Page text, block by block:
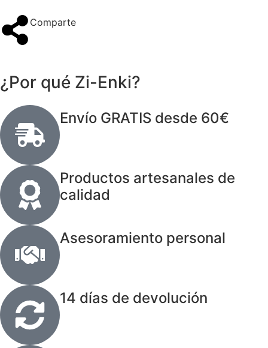
Comparte
¿Por qué Zi-Enki?
Envío GRATIS desde 60€
Productos artesanales de
calidad
Asesoramiento personal
14 días de devolución